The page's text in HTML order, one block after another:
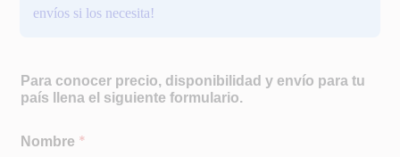
envíos si los necesita!
Para conocer precio, disponibilidad y envío para tu
país llena el siguiente formulario.
lNombre *